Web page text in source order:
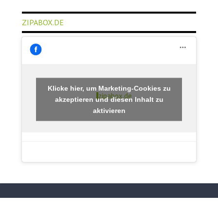
ZIPABOX.DE
zipabox.de
Klicke hier, um Marketing-Cookies zu
akzeptieren und diesen Inhalt zu
aktivieren